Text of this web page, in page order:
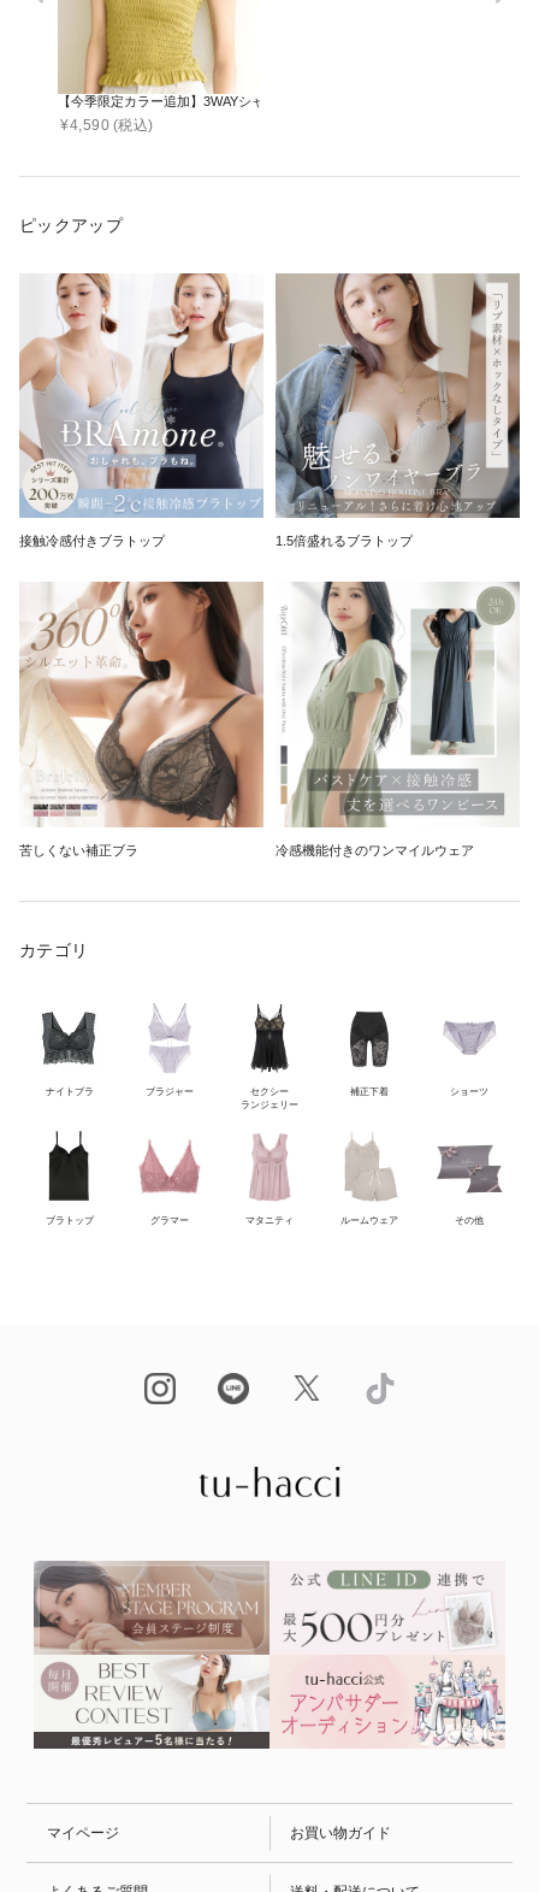
【今季限定カラー追加】3WAYシャーリングブラトップ《BRAmone Fashion
¥4,590 (税込)
ピックアップ
接触冷感付きブラトップ 1.5倍盛れるブラトップ
苦しくない補正ブラ 冷感機能付きのワンマイルウェア
カテゴリ
ナイトブラ ブラジャー
セクシー
ランジェリー
補正下着 ショーツ
ブラトップ グラマー マタニティ ルームウェア その他
マイページ お買い物ガイド